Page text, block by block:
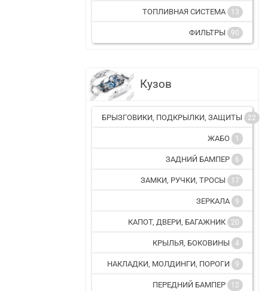
ТОПЛИВНАЯ СИСТЕМА 13
ФИЛЬТРЫ 90
Кузов
БРЫЗГОВИКИ, ПОДКРЫЛКИ, ЗАЩИТЫ 22
ЖАБО 1
ЗАДНИЙ БАМПЕР 6
ЗАМКИ, РУЧКИ, ТРОСЫ 17
ЗЕРКАЛА 9
КАПОТ, ДВЕРИ, БАГАЖНИК 20
КРЫЛЬЯ, БОКОВИНЫ 4
НАКЛАДКИ, МОЛДИНГИ, ПОРОГИ 9
ПЕРЕДНИЙ БАМПЕР 12